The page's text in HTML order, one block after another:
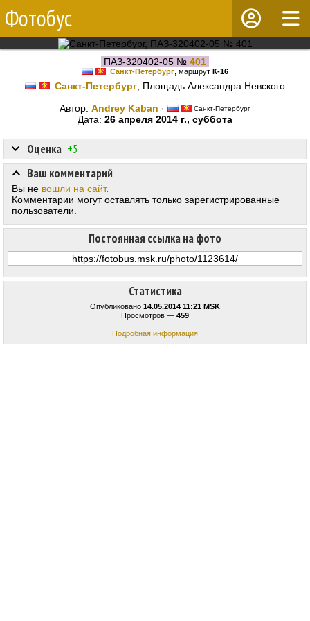
Фотобус
ПАЗ-320402-05 № 401
Санкт-Петербург , маршрут К-16
Санкт-Петербург , Площадь Александра Невского
Автор: Andrey Kaban · Санкт-Петербург
Дата: 26 апреля 2014 г., суббота
Статистика
Опубликовано 14.05.2014 11:21 MSK
Просмотров — 459
Подробная информация
Оценка +5
Постоянная ссылка на фото
Ваш комментарий
Вы не вошли на сайт.
Комментарии могут оставлять только зарегистрированные
пользователи.